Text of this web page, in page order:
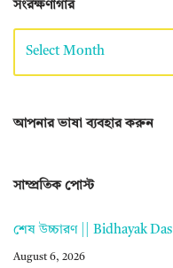
সংরক্ষণাগার
আপনার ভাষা ব্যবহার করুন
সাম্প্রতিক পোস্ট
শেষ উচ্চারণ || Bidhayak Das
August 6, 2026